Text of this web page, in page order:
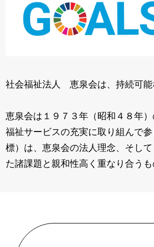
社会福祉法人 恵泉会は、持続可能
恵泉会は１９７３年（昭和４８年
福祉サービスの充実に取り組んで
標）は、恵泉会の法人理念、そし
た諸課題と親和性高く重なり合うも